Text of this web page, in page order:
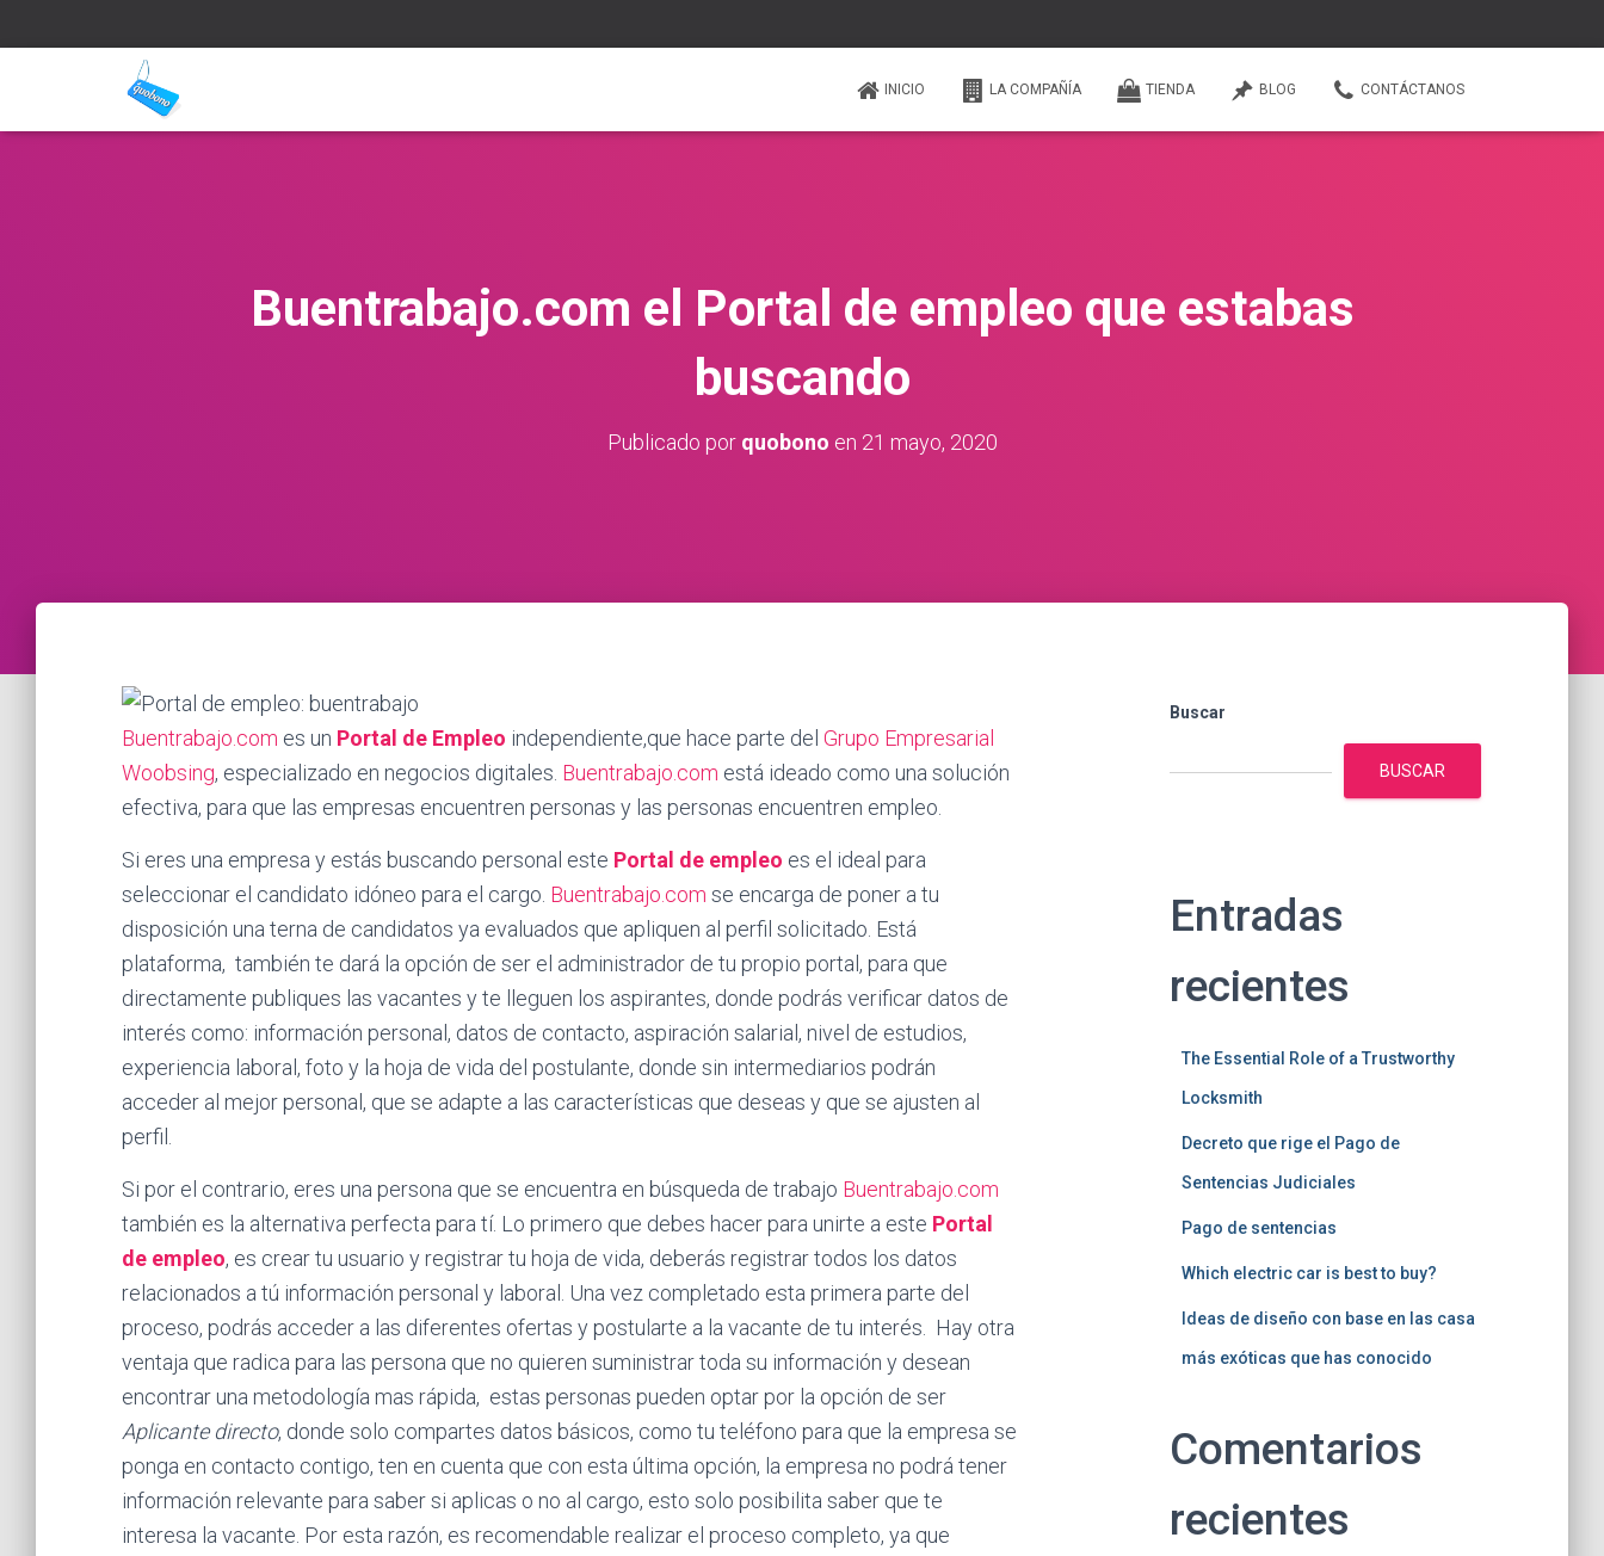
INICIO LA COMPAÑÍA TIENDA BLOG CONTÁCTANOS
Buentrabajo.com el Portal de empleo que estabas
buscando
Publicado por quobono en 21 mayo, 2020
Buentrabajo.com es un Portal de Empleo independiente,que hace parte del Grupo Empresarial
Woobsing, especializado en negocios digitales. Buentrabajo.com está ideado como una solución
efectiva, para que las empresas encuentren personas y las personas encuentren empleo.
Si eres una empresa y estás buscando personal este Portal de empleo es el ideal para
seleccionar el candidato idóneo para el cargo. Buentrabajo.com se encarga de poner a tu
disposición una terna de candidatos ya evaluados que apliquen al perfil solicitado. Está
plataforma, también te dará la opción de ser el administrador de tu propio portal, para que
directamente publiques las vacantes y te lleguen los aspirantes, donde podrás verificar datos de
interés como: información personal, datos de contacto, aspiración salarial, nivel de estudios,
experiencia laboral, foto y la hoja de vida del postulante, donde sin intermediarios podrán
acceder al mejor personal, que se adapte a las características que deseas y que se ajusten al
perfil.
Si por el contrario, eres una persona que se encuentra en búsqueda de trabajo Buentrabajo.com
también es la alternativa perfecta para tí. Lo primero que debes hacer para unirte a este Portal
de empleo, es crear tu usuario y registrar tu hoja de vida, deberás registrar todos los datos
relacionados a tú información personal y laboral. Una vez completado esta primera parte del
proceso, podrás acceder a las diferentes ofertas y postularte a la vacante de tu interés. Hay otra
ventaja que radica para las persona que no quieren suministrar toda su información y desean
encontrar una metodología mas rápida, estas personas pueden optar por la opción de ser
Aplicante directo, donde solo compartes datos básicos, como tu teléfono para que la empresa se
ponga en contacto contigo, ten en cuenta que con esta última opción, la empresa no podrá tener
información relevante para saber si aplicas o no al cargo, esto solo posibilita saber que te
interesa la vacante. Por esta razón, es recomendable realizar el proceso completo, ya que
Buscar
BUSCAR
Entradas
recientes
The Essential Role of a Trustworthy
Locksmith
Decreto que rige el Pago de
Sentencias Judiciales
Pago de sentencias
Which electric car is best to buy?
Ideas de diseño con base en las casa
más exóticas que has conocido
Comentarios
recientes